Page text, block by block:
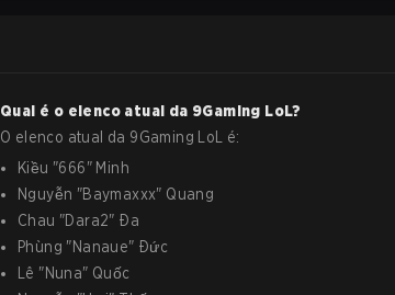
Qual é o elenco atual da 9Gaming LoL?
O elenco atual da 9Gaming LoL
é:
Kiều "666" Minh
Nguyễn "Baymaxxx" Quang
Chau "Dara2" Đa
Phùng "Nanaue" Đức
Lê "Nuna" Quốc